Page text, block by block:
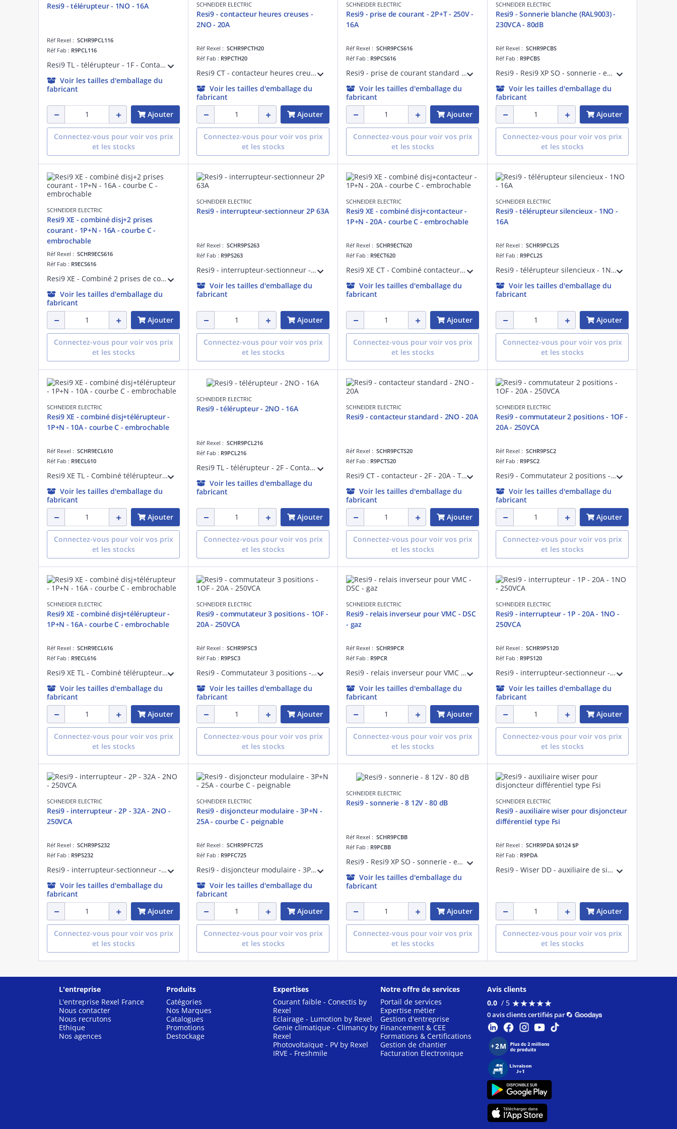
Resi9 - télérupteur - 1NO - 16A
Réf Rexel : SCHR9PCL116
Réf Fab : R9PCL116
Resi9 TL - télérupteur - 1F - Contact auxiliare : sans - 250 V CA 50 Hz - Commande à distance : bouton-poussoir lumineux 3mA - NF - Largeur : 2 pas de 9 mm - blanc RAL 9003 - IP20
Voir les tailles d'emballage du
fabricant
Ajouter
Connectez-vous pour voir vos prix
et les stocks
SCHNEIDER ELECTRIC
Resi9 - contacteur heures creuses -
2NO - 20A
Réf Rexel : SCHR9PCTH20
Réf Fab : R9PCTH20
Resi9 CT - contacteur heures creuses - 2F - 20A - Tension circuit de commande : 230 V CA 50/60 Hz - commande manuelle et à distance - pré-équipé peignable XP - NF - Largeur : 2 pas de 9 mm - blanc RAL 9003 - IP20
Voir les tailles d'emballage du
fabricant
Ajouter
Connectez-vous pour voir vos prix
et les stocks
SCHNEIDER ELECTRIC
Resi9 - prise de courant - 2P+T - 250V -
16A
Réf Rexel : SCHR9PCS616
Réf Fab : R9PCS616
Resi9 - prise de courant standard Français - 16 A - 250 VCA 50 Hz - NF - Largeur : 5 pas de 9 mm - blanc RAL 9003 - IP20
Voir les tailles d'emballage du
fabricant
Ajouter
Connectez-vous pour voir vos prix
et les stocks
SCHNEIDER ELECTRIC
Resi9 - Sonnerie blanche (RAL9003) -
230VCA - 80dB
Réf Rexel : SCHR9PCBS
Réf Fab : R9PCBS
Resi9 - Resi9 XP SO - sonnerie - encliquetable sur rail DIN 35mm - 230VCA 50/60 Hz - 80dB - puissance consommée 5.5W - larg. 2 pas de 9 mm - blanc RAL9003
Voir les tailles d'emballage du
fabricant
Ajouter
Connectez-vous pour voir vos prix
et les stocks
SCHNEIDER ELECTRIC
Resi9 XE - combiné disj+2 prises
courant - 1P+N - 16A - courbe C -
embrochable
Réf Rexel : SCHR9ECS616
Réf Fab : R9ECS616
Resi9 XE - Combiné 2 prises de courant standard français + disjoncteur embrochable 1P+N 16 A 230 V courbe C 3000 A - prise 16 A 250 VCA 50 Hz - NF - Largeur : 12 pas de 9 mm - blanc RAL 9003 - IP20
Voir les tailles d'emballage du
fabricant
Ajouter
Connectez-vous pour voir vos prix
et les stocks
SCHNEIDER ELECTRIC
Resi9 - interrupteur-sectionneur 2P 63A
Réf Rexel : SCHR9PS263
Réf Fab : R9PS263
Resi9 - interrupteur-sectionneur - 2P 63A - H81mmxL36xP70,5mm - blanc (RAL 9003) - IP20 - catégorie d'emploi : AC-22A - courant assigné d'emploi : 63 A à 415 V CA 50/60 Hz
Voir les tailles d'emballage du
fabricant
Ajouter
Connectez-vous pour voir vos prix
et les stocks
SCHNEIDER ELECTRIC
Resi9 XE - combiné disj+contacteur -
1P+N - 20A - courbe C - embrochable
Réf Rexel : SCHR9ECT620
Réf Fab : R9ECT620
Resi9 XE CT - Combiné contacteur heures creuses 2F 20A + disjoncteur embrochable 1P+N 20A 230V courbe C 3000A - Tension circuit de commande : 230VCA 50Hz - commande manuelle et à distance - NF - Larg. : 4 pas de 9 mm - blanc RAL 9003 - IP20
Voir les tailles d'emballage du
fabricant
Ajouter
Connectez-vous pour voir vos prix
et les stocks
SCHNEIDER ELECTRIC
Resi9 - télérupteur silencieux - 1NO -
16A
Réf Rexel : SCHR9PCL2S
Réf Fab : R9PCL2S
Resi9 - télérupteur silencieux - 1NO - 16A - 1 module de 18 mm + intercalaire de 9 mm soit une largeur totale de 27 mm
Voir les tailles d'emballage du
fabricant
Ajouter
Connectez-vous pour voir vos prix
et les stocks
SCHNEIDER ELECTRIC
Resi9 XE - combiné disj+télérupteur -
1P+N - 10A - courbe C - embrochable
Réf Rexel : SCHR9ECL610
Réf Fab : R9ECL610
Resi9 XE TL - Combiné télérupteur 1F + disjoncteur embrochable 1P+N - 10 A 230 V courbe C 3000 A 250 VCA 50 Hz - Commande à distance : bouton-poussoir lumineux 3 mA - NF - Largeur : 4 pas de 9 mm - blanc RAL 9003 - IP20
Voir les tailles d'emballage du
fabricant
Ajouter
Connectez-vous pour voir vos prix
et les stocks
SCHNEIDER ELECTRIC
Resi9 - télérupteur - 2NO - 16A
Réf Rexel : SCHR9PCL216
Réf Fab : R9PCL216
Resi9 TL - télérupteur - 2F - Contact auxiliare : sans - 250 V CA 50 Hz - Commande à distance : bouton-poussoir lumineux 3mA - NF - Largeur : 2 pas de 9 mm - blanc RAL 9003 - IP20
Voir les tailles d'emballage du
fabricant
Ajouter
Connectez-vous pour voir vos prix
et les stocks
SCHNEIDER ELECTRIC
Resi9 - contacteur standard - 2NO - 20A
Réf Rexel : SCHR9PCTS20
Réf Fab : R9PCTS20
Resi9 CT - contacteur - 2F - 20A - Tension circuit de commande : 230 V CA 50/60 Hz - contrôle à distance - pré-équipé peignable XP - NF - Largeur : 2 pas de 9 mm - blanc RAL 9003 - IP20
Voir les tailles d'emballage du
fabricant
Ajouter
Connectez-vous pour voir vos prix
et les stocks
SCHNEIDER ELECTRIC
Resi9 - commutateur 2 positions - 1OF -
20A - 250VCA
Réf Rexel : SCHR9PSC2
Réf Fab : R9PSC2
Resi9 - Commutateur 2 positions - 20 A - Contact : 1 F/O - Ue : 250 V CA 50/60 Hz - Ui : 500V CA 50/60 Hz - AC-22 - Marquage : 0 - 1 - Largeur : 2 pas de 9 mm - NF - IP20 - Durée de vie électrique : 30000 cycles - blanc RAL 9003
Voir les tailles d'emballage du
fabricant
Ajouter
Connectez-vous pour voir vos prix
et les stocks
SCHNEIDER ELECTRIC
Resi9 XE - combiné disj+télérupteur -
1P+N - 16A - courbe C - embrochable
Réf Rexel : SCHR9ECL616
Réf Fab : R9ECL616
Resi9 XE TL - Combiné télérupteur 1F + disjoncteur embrochable 1P+N - 16 A 230 V courbe C 3000 A 250 VCA 50 Hz - Commande à distance : bouton-poussoir lumineux 3 mA - NF - Largeur : 4 pas de 9 mm - blanc RAL 9003 - IP20
Voir les tailles d'emballage du
fabricant
Ajouter
Connectez-vous pour voir vos prix
et les stocks
SCHNEIDER ELECTRIC
Resi9 - commutateur 3 positions - 1OF -
20A - 250VCA
Réf Rexel : SCHR9PSC3
Réf Fab : R9PSC3
Resi9 - Commutateur 3 positions - 20 A - Contact : 1 F/O - Ue : 250 V CA 50/60 Hz - Ui : 500V CA 50/60 Hz - AC-22 - Marquage : 1 - 0 - 2 - Largeur : 2 pas de 9 mm - NF - IP20 - Durée de vie électrique : 30000 cycles - blanc RAL 9003
Voir les tailles d'emballage du
fabricant
Ajouter
Connectez-vous pour voir vos prix
et les stocks
SCHNEIDER ELECTRIC
Resi9 - relais inverseur pour VMC - DSC
- gaz
Réf Rexel : SCHR9PCR
Réf Fab : R9PCR
Resi9 - relais inverseur pour VMC - 1P + N - In : 5A 250 V CA 50 Hz - Tension de commande : 24 V CA 50 Hz +/- 10 % - Signalisation : lampe rouge sur la face avant - borne du type à cage 4mm² - Largeur : 2 pas de 9 mm - blanc RAL 9003
Voir les tailles d'emballage du
fabricant
Ajouter
Connectez-vous pour voir vos prix
et les stocks
SCHNEIDER ELECTRIC
Resi9 - interrupteur - 1P - 20A - 1NO -
250VCA
Réf Rexel : SCHR9PS120
Réf Fab : R9PS120
Resi9 - interrupteur-sectionneur - 1P - 20 A - 250 VCA 50/60 Hz - Uimp : 4kV - EN/IEC 60669-1 - NF - Largeur 2 pas de 9 mm - Durée de vie mécanique : 100000 cycles - AC-22 Durée de vie électrique : 30000 cycles - blanc RAL 9003
Voir les tailles d'emballage du
fabricant
Ajouter
Connectez-vous pour voir vos prix
et les stocks
SCHNEIDER ELECTRIC
Resi9 - interrupteur - 2P - 32A - 2NO -
250VCA
Réf Rexel : SCHR9PS232
Réf Fab : R9PS232
Resi9 - interrupteur-sectionneur - 2P - 32 A - 250 VCA 50/60 Hz - Uimp : 4kV - EN/IEC 60669-1 - NF - Largeur 2 pas de 9 mm - Durée de vie mécanique : 100000 cycles - AC-22 Durée de vie électrique : 30000 cycles - blanc RAL 9003
Voir les tailles d'emballage du
fabricant
Ajouter
Connectez-vous pour voir vos prix
et les stocks
SCHNEIDER ELECTRIC
Resi9 - disjoncteur modulaire - 3P+N -
25A - courbe C - peignable
Réf Rexel : SCHR9PFC725
Réf Fab : R9PFC725
Resi9 - disjoncteur modulaire - 3P+N - 25A - courbe C - peignable - H85mmxL54mmxP75mm - IP20, IP40 (boitier modulaire) - position du pôle neutre : gauche - déclencheur thermique, magnétique - pouv. de coupure : 3000 A Icn à 400 V CA 50 Hz
Voir les tailles d'emballage du
fabricant
Ajouter
Connectez-vous pour voir vos prix
et les stocks
SCHNEIDER ELECTRIC
Resi9 - sonnerie - 8 12V - 80 dB
Réf Rexel : SCHR9PCBB
Réf Fab : R9PCBB
Resi9 - Resi9 XP SO - sonnerie - encliquetable sur rail DIN 35mm - 8...12VCA 50/60 Hz - 80dB - puissance consommée 3.6W - larg. 2 pas de 9 mm - blanc RAL9003
Voir les tailles d'emballage du
fabricant
Ajouter
Connectez-vous pour voir vos prix
et les stocks
SCHNEIDER ELECTRIC
Resi9 - auxiliaire wiser pour disjoncteur
différentiel type Fsi
Réf Rexel : SCHR9PDA $0124 $P
Réf Fab : R9PDA
Resi9 - Wiser DD - auxiliaire de signalisation à distance pour disjoncteurs différentiels - Contact de signalisation : 1 F/O - Largeur : 1 pas de 9 mm - IP20 - blanc : RAL 9003
Ajouter
Connectez-vous pour voir vos prix
et les stocks
L'entreprise
L'entreprise Rexel France
Nous contacter
Nous recrutons
Ethique
Nos agences
Produits
Catégories
Nos Marques
Catalogues
Promotions
Destockage
Expertises
Courant faible - Conectis by
Rexel
Eclairage - Lumotion by Rexel
Genie climatique - Climancy by
Rexel
Photovoltaïque - PV by Rexel
IRVE - Freshmile
Notre offre de services
Portail de services
Expertise métier
Gestion d'entreprise
Financement & CEE
Formations & Certifications
Gestion de chantier
Facturation Electronique
Avis clients
0.0 / 5 ★★★★★
★★★★★
0 avis clients certifiés par